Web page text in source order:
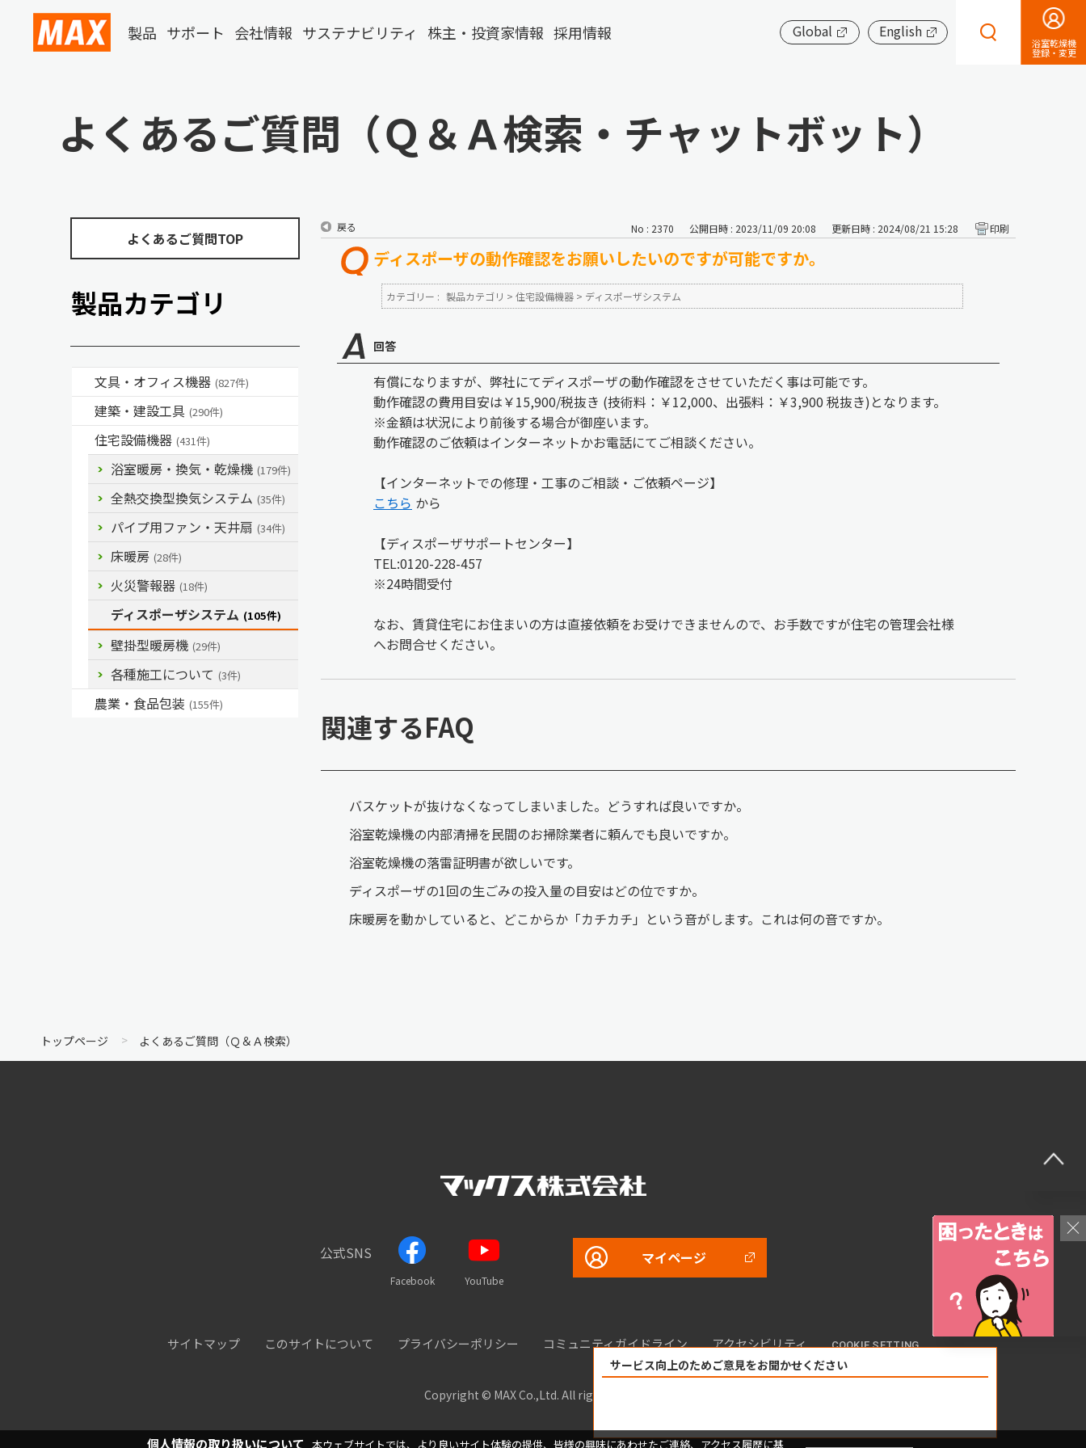
製品 サポート 会社情報 サステナビリティ 株主・投資家情報 採用情報 Global English
浴室乾燥機
登録・変更
よくあるご質問（Ｑ＆Ａ検索・チャットボット）
よくあるご質問TOP
製品カテゴリ
文具・オフィス機器 (827件)
建築・建設工具 (290件)
住宅設備機器 (431件)
浴室暖房・換気・乾燥機 (179件)
全熱交換型換気システム (35件)
パイプ用ファン・天井扇 (34件)
床暖房 (28件)
火災警報器 (18件)
ディスポーザシステム (105件)
壁掛型暖房機 (29件)
各種施工について (3件)
農業・食品包装 (155件)
戻る No : 2370 公開日時 : 2023/11/09 20:08 更新日時 : 2024/08/21 15:28 印刷
ディスポーザの動作確認をお願いしたいのですが可能ですか。
カテゴリー : 製品カテゴリ > 住宅設備機器 > ディスポーザシステム
回答
有償になりますが、弊社にてディスポーザの動作確認をさせていただく事は可能です。
動作確認の費用目安は￥15,900/税抜き (技術料：￥12,000、出張料：￥3,900 税抜き)となります。
※金額は状況により前後する場合が御座います。
動作確認のご依頼はインターネットかお電話にてご相談ください。
【インターネットでの修理・工事のご相談・ご依頼ページ】
こちら から
【ディスポーザサポートセンター】
TEL:0120-228-457
※24時間受付
なお、賃貸住宅にお住まいの方は直接依頼をお受けできませんので、お手数ですが住宅の管理会社様
へお問合せください。
サービス向上のためご意見をお聞かせください
関連するFAQ
バスケットが抜けなくなってしまいました。どうすれば良いですか。
浴室乾燥機の内部清掃を民間のお掃除業者に頼んでも良いですか。
浴室乾燥機の落雷証明書が欲しいです。
ディスポーザの1回の生ごみの投入量の目安はどの位ですか。
床暖房を動かしていると、どこからか「カチカチ」という音がします。これは何の音ですか。
トップページ よくあるご質問（Ｑ＆Ａ検索）
公式SNS
Facebook YouTube
マイページ
サイトマップ このサイトについて プライバシーポリシー コミュニティガイドライン アクセシビリティ COOKIE SETTING
Copyright © MAX Co.,Ltd. All rights reserved.
個人情報の取り扱いについて 本ウェブサイトでは、より良いサイト体験の提供、皆様の興味にあわせたご連絡、アクセス履歴に基